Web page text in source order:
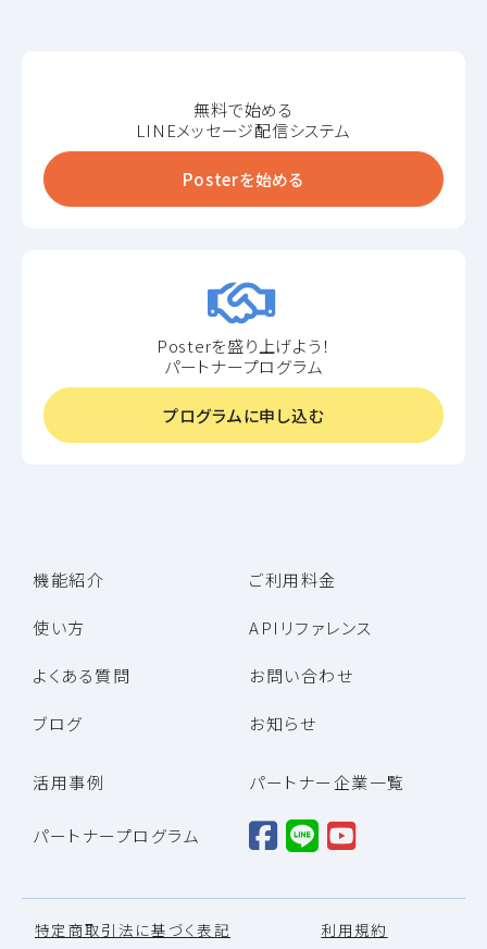
機能紹介
使い方
よくある質問
ブログ
ご利用料金
APIリファレンス
お問い合わせ
お知らせ
活用事例 パートナー企業一覧
パートナープログラム
特定商取引法に基づく表記
利用規約
無料で始める
LINEメッセージ配信システム
Posterを始める
Posterを盛り上げよう！
パートナープログラム
プログラムに申し込む